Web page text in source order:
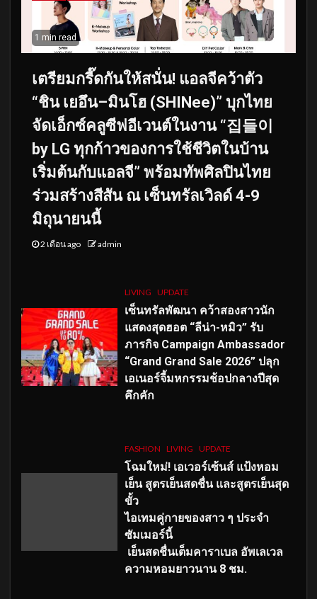
1 min read
เตรียมกรี๊ดกันให้สนั่น! แอลจีคว้าตัว
“ชิน เยอึน–มินโฮ (SHINee)” บุกไทย
จัดเอ็กซ์คลูซีฟอีเวนต์ในงาน “집들이
by LG ทุกก้าวของการใช้ชีวิตในบ้าน
เริ่มต้นกับแอลจี” พร้อมทัพศิลปินไทย
ร่วมสร้างสีสัน ณ เซ็นทรัลเวิลด์ 4-9
มิถุนายนนี้
2 เดือน ago admin
LIVING UPDATE
เซ็นทรัลพัฒนา คว้าสองสาวนัก
แสดงสุดฮอต “ลีน่า-หมิว” รับ
ภารกิจ Campaign Ambassador
“Grand Grand Sale 2026” ปลุก
เอเนอร์จี้มหกรรมช้อปกลางปีสุด
คึกคัก
FASHION LIVING UPDATE
โฉมใหม่! เอเวอร์เซ้นส์ แป้งหอม
เย็น สูตรเย็นสดชื่น และสูตรเย็นสุด
ขั้ว
ไอเทมคู่กายของสาว ๆ ประจำ
ซัมเมอร์นี้
เย็นสดชื่นเต็มคาราเบล อัพเลเวล
ความหอมยาวนาน 8 ชม.